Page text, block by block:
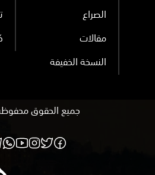
الصراع
مقالات
النسخة الخفيفة
جميع الحقوق محفوظة